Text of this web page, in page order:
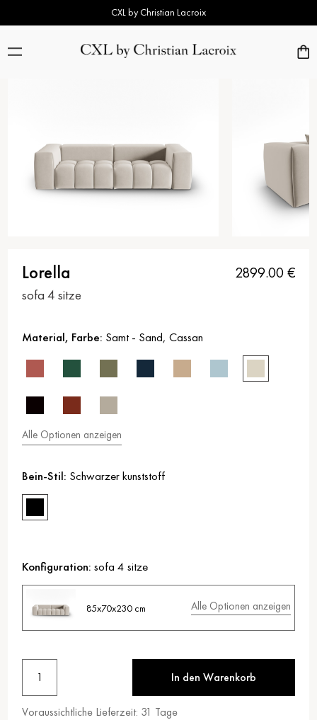
CXL by Christian Lacroix
Lorella 2899.00€
sofa 4 sitze
Material, Farbe: Samt - Sand,Cassan
Alle Optionen anzeigen
Bein-Stil: Schwarzer kunststoff
Konfiguration: sofa 4 sitze
85x70x230 cm Alle Optionen anzeigen
1 In den Warenkorb
Voraussichtliche Lieferzeit: 31 Tage